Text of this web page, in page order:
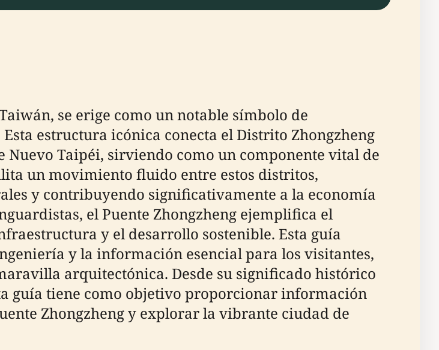
se erige como un notable símbolo de
estructura icónica conecta el Distrito Zhongzheng
Nuevo Taipéi, sirviendo como un componente vital de
un movimiento fluido entre estos distritos,
y contribuyendo significativamente a la economía
el Puente Zhongzheng ejemplifica el
y el desarrollo sostenible. Esta guía
y la información esencial para los visitantes,
arquitectónica. Desde su significado histórico
guía tiene como objetivo proporcionar información
Zhongzheng y explorar la vibrante ciudad de